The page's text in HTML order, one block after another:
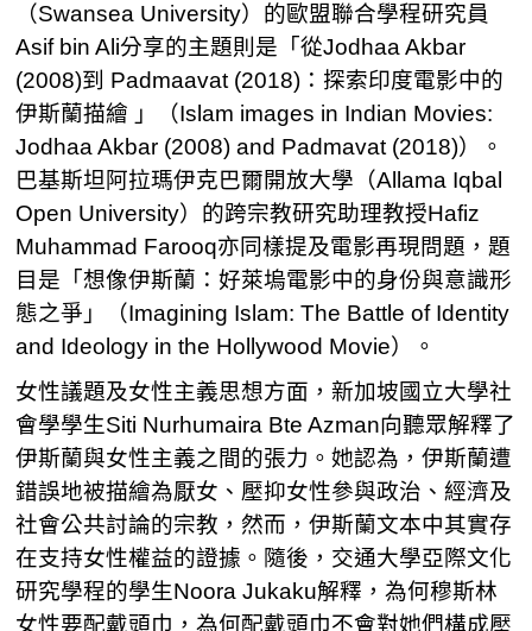
（Swansea University）的歐盟聯合學程研究員
Asif bin Ali分享的主題則是「從Jodhaa Akbar
(2008)到 Padmaavat (2018)：探索印度電影中的
伊斯蘭描繪 」（Islam images in Indian Movies:
Jodhaa Akbar (2008) and Padmavat (2018)）。
巴基斯坦阿拉瑪伊克巴爾開放大學（Allama Iqbal
Open University）的跨宗教研究助理教授Hafiz
Muhammad Farooq亦同樣提及電影再現問題，題
目是「想像伊斯蘭：好萊塢電影中的身份與意識形
態之爭」（Imagining Islam: The Battle of Identity
and Ideology in the Hollywood Movie）。
女性議題及女性主義思想方面，新加坡國立大學社
會學學生Siti Nurhumaira Bte Azman向聽眾解釋了
伊斯蘭與女性主義之間的張力。她認為，伊斯蘭遭
錯誤地被描繪為厭女、壓抑女性參與政治、經濟及
社會公共討論的宗教，然而，伊斯蘭文本中其實存
在支持女性權益的證據。隨後，交通大學亞際文化
研究學程的學生Noora Jukaku解釋，為何穆斯林
女性要配戴頭巾，為何配戴頭巾不會對她們構成壓